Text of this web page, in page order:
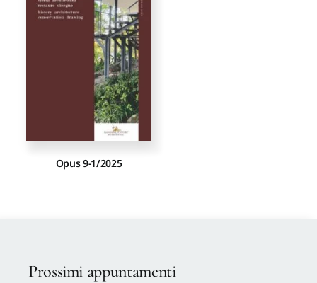
Proposte di pubblicazione
Gangemi Editore
Opus 9-1/2025
Prossimi appuntamenti